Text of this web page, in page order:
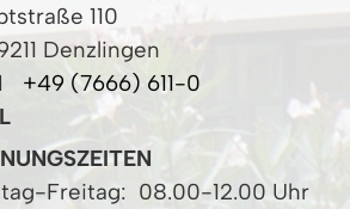
110
Denzlingen
+49 (7666) 611-0
Freitag: 08.00-12.00 Uhr